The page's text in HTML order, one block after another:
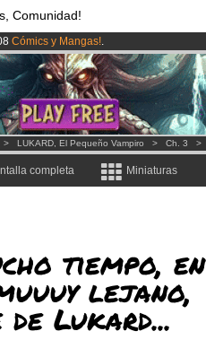
Comunidad!
Cómics y Mangas!.
al mes!Hazte Premium ya
lanzado!.
LUKARD, El Pequeño Vampiro > Ch. 3 >
completa Miniaturas
tiempo, en
lejano,
Lukard...